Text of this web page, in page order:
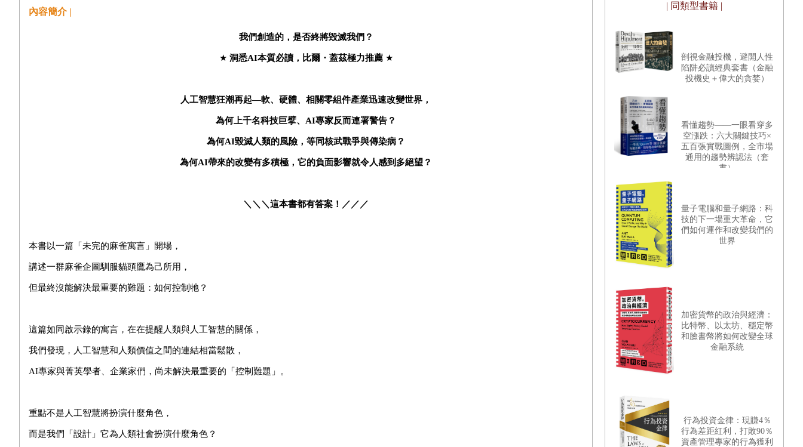
內容簡介 |
我們創造的，是否終將毀滅我們？
★ 洞悉AI本質必讀，比爾・蓋茲極力推薦 ★
人工智慧狂潮再起—軟、硬體、相關零組件產業迅速改變世界，
為何上千名科技巨擘、 AI專家反而連署警告？
為何AI毀滅人類的風險，等同核武戰爭與傳染病？
為何AI帶來的改變有多積極，它的負面影響就令人感到多絕望？
＼＼＼這本書都有答案！／／／
本書以一篇「未完的麻雀寓言」開場，
講述一群麻雀企圖馴服貓頭鷹為己所用，
但最終沒能解決最重要的難題：如何控制牠？
這篇如同啟示錄的寓言，在在提醒人類與人工智慧的關係，
我們發現，人工智慧和人類價值之間的連結相當鬆散，
AI專家與菁英學者、企業家們，尚未解決最重要的「控制難題」。
重點不是人工智慧將扮演什麼角色，
而是我們「設計」它為人類社會扮演什麼角色？
| 同類型書籍 |
剖視金融投機，避開人性
陷阱必讀經典套書（金融
投機史＋偉大的貪婪）
看懂趨勢——一眼看穿多
空漲跌：六大關鍵技巧×
五百張實戰圖例，全市場
通用的趨勢辨認法（套
書）
量子電腦和量子網路：科
技的下一場重大革命，它
們如何運作和改變我們的
世界
加密貨幣的政治與經濟：
比特幣、以太坊、穩定幣
和臉書幣將如何改變全球
金融系統
行為投資金律：現賺4％
行為差距紅利，打敗90％
資產管理專家的行為獲利